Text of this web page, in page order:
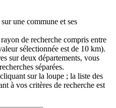
une commune et ses
de recherche compris entre
sélectionnée est de 10 km).
sur deux départements, vous
séparées.
sur la loupe ; la liste des
à vos critères de recherche est